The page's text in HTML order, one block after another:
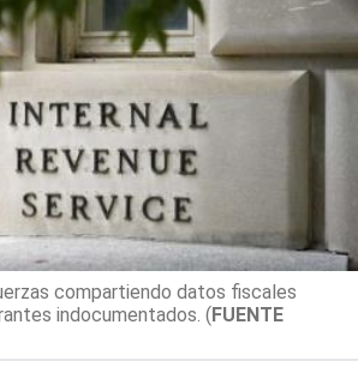
compartiendo datos fiscales
indocumentados. (FUENTE